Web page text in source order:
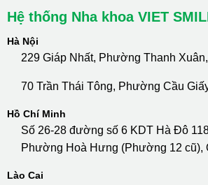
Hệ thống Nha khoa VIET
Hà Nội
229 Giáp Nhất, Phường Thanh
70 Trần Thái Tông, Phường Cầu
Hồ Chí Minh
Số 26-28 đường số 6 KDT Hà Đô
Phường Hoà Hưng (Phường 12 cũ),
Lào Cai